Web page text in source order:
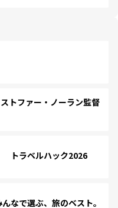
トファー・ノーラン監督
トラベルハック2026
なで選ぶ、旅のベスト。